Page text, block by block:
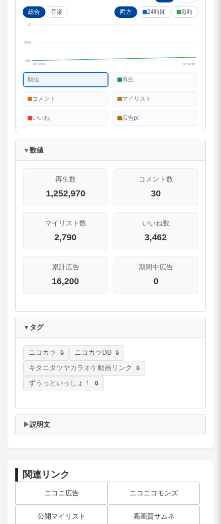
総合 音楽 両方 24時間 毎時
1位
389位
776位
8/5 18:10
8/7 10:10
順位 再生
コメント マイリスト
いいね 広告pt
▼ 数値
再生数
1,252,970
コメント数
30
マイリスト数
2,790
いいね数
3,462
累計広告
16,200
期間中広告
0
▼ タグ
ニコカラ
ニコカラDB
キタニタツヤカラオケ動画リンク
ずうっといっしょ！
▶説明文
関連リンク
ニコニ広告 ニコニコモンズ
公開マイリスト 高画質サムネ